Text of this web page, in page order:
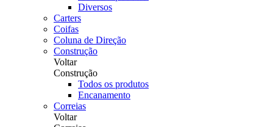
Diversos
Carters
Coifas
Coluna de Direção
Construção
Voltar
Construção
Todos os produtos
Encanamento
Correias
Voltar